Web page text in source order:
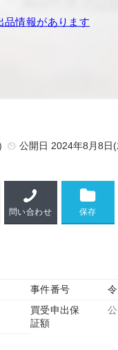
品情報があります
公開日 2024年8月8日
問い合わせ
事件番号
買受申出保
証額